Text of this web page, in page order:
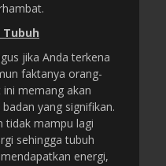
jika Anda terkena
faktanya orang-
memang akan
yang signifikan.
tidak mampu lagi
sehingga tubuh
energi,